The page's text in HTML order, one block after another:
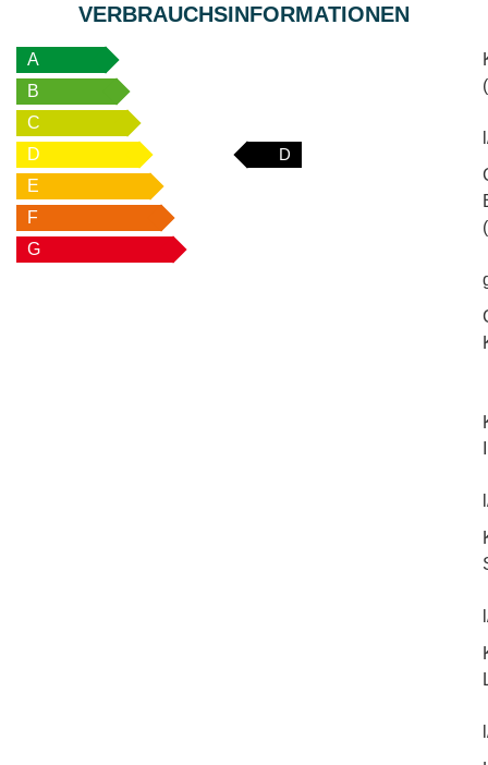
VERBRAUCHSINFORMATIONEN
A
B
C
D
D
E
F
G